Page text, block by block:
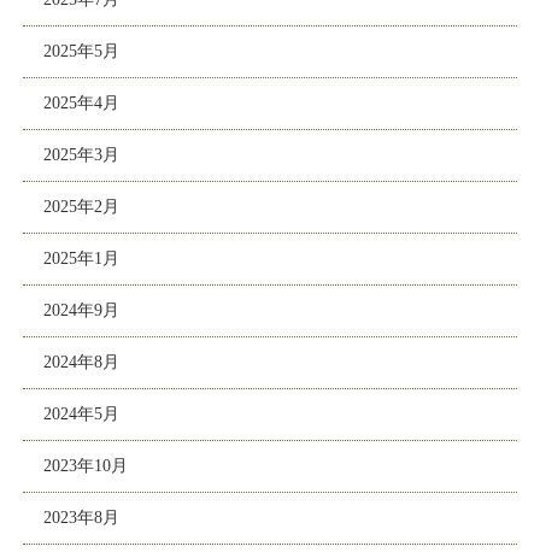
2025年5月
2025年4月
2025年3月
2025年2月
2025年1月
2024年9月
2024年8月
2024年5月
2023年10月
2023年8月